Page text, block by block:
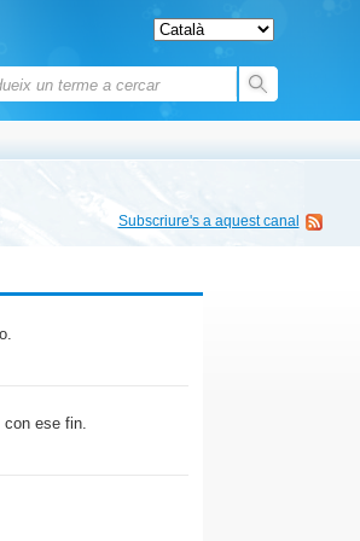
Subscriure's a aquest canal
con ese fin.